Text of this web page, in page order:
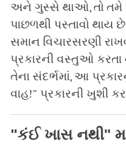
અને ગુસ્સે થાઓ, તો તમે
પાછળથી પસ્તાવો
સમાન વિચારસરણી
પ્રકારની વસ્તુઓ
તેના સંદર્ભમાં, આ
વાહ!" પ્રકારની ખુશી
"કંઈ ખાસ નથી"